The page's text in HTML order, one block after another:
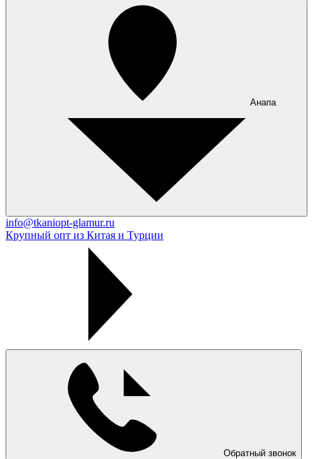
Анапа
info@tkaniopt-glamur.ru
Крупный опт из Китая и Турции
Обратный звонок